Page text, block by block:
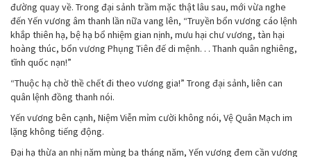
đường quay về. Trong đại sảnh trầm mặc thật lâu sau, mới vừa nghe
đến Yến vương âm thanh lần nữa vang lên, “Truyền bổn vương cáo lệnh
khắp thiên hạ, bệ hạ bổ nhiệm gian nịnh, mưu hại chư vương, tàn hại
hoàng thúc, bổn vương Phụng Tiên đế di mệnh. . . Thanh quân nghiêng,
tĩnh quốc nạn!”
“Thuộc hạ chờ thề chết đi theo vương gia!” Trong đại sảnh, liên can
quân lệnh đồng thanh nói.
Yến vương bên cạnh, Niệm Viễn mỉm cười không nói, Vệ Quân Mạch im
lặng không tiếng động.
Đại hạ thừa an nhị năm mùng ba tháng năm, Yến vương đem cần vương